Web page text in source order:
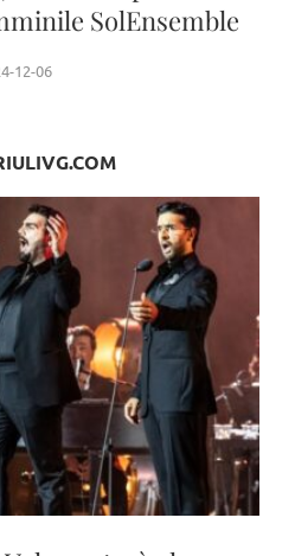
SolEnsemble
12-06